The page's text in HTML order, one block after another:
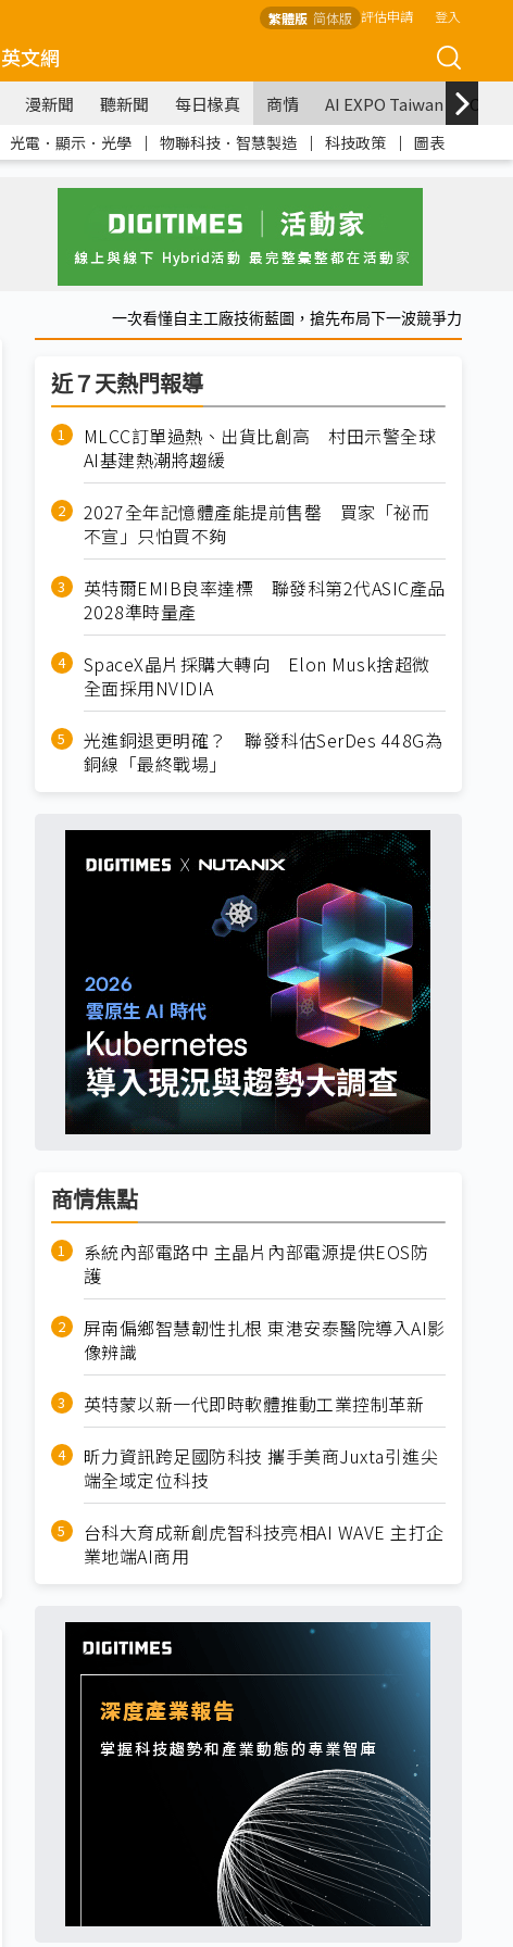
繁體版 简体版 評估申請 登入
英文網
漫新聞 聽新聞 每日椽真 商情 AI EXPO Taiwan
光電．顯示．光學 ｜ 物聯科技．智慧製造 ｜ 科技政策 ｜ 圖表
一次看懂自主工廠技術藍圖，搶先布局下一波競爭力
近７天熱門報導
MLCC訂單過熱、出貨比創高 村田示警全球
AI基建熱潮將趨緩
2027全年記憶體產能提前售罄 買家「祕而
不宣」只怕買不夠
英特爾EMIB良率達標 聯發科第2代ASIC產品
2028準時量產
SpaceX晶片採購大轉向 Elon Musk捨超微
全面採用NVIDIA
光進銅退更明確？ 聯發科估SerDes 448G為
銅線「最終戰場」
商情焦點
系統內部電路中 主晶片內部電源提供EOS防
護
屏南偏鄉智慧韌性扎根 東港安泰醫院導入AI影
像辨識
英特蒙以新一代即時軟體推動工業控制革新
昕力資訊跨足國防科技 攜手美商Juxta引進尖
端全域定位科技
台科大育成新創虎智科技亮相AI WAVE 主打企
業地端AI商用